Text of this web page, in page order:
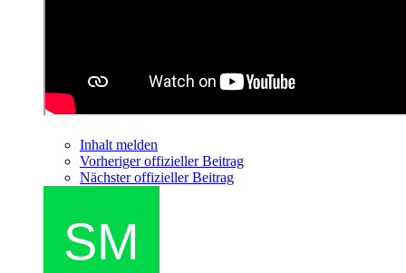
Inhalt melden
Vorheriger offizieller Beitrag
Nächster offizieller Beitrag